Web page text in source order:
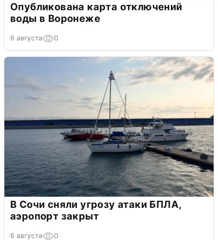
Опубликована карта отключений
воды в Воронеже
6 августа 0
В Сочи сняли угрозу атаки БПЛА,
аэропорт закрыт
6 августа 0